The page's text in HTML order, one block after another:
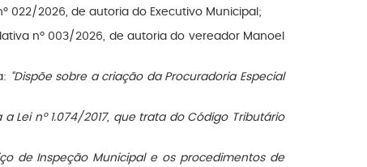
022/2026, de autoria do Executivo Municipal;
nº 003/2026, de autoria do vereador Manoel
“Dispõe sobre a criação da Procuradoria Especial
a Lei nº 1.074/2017, que trata do Código Tributário
de Inspeção Municipal e os procedimentos de